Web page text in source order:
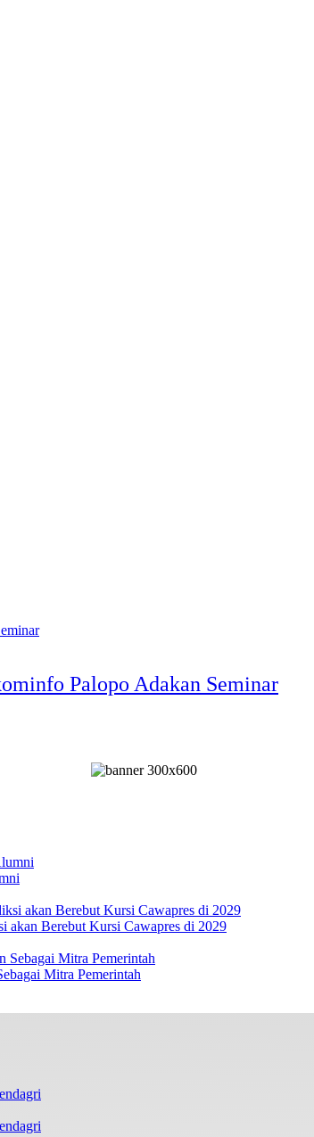
Palopo Adakan Seminar
akan Berebut Kursi Cawapres di 2029
Mitra Pemerintah